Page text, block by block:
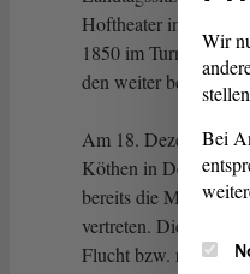
Hoftheater in Dessau
1850 im Turnsaal
den weiter
Am 18. Dezember
Köthen in Dessau
bereits die Mehrheit.
vertreten. Die
Flucht bzw.
Wir
Bei